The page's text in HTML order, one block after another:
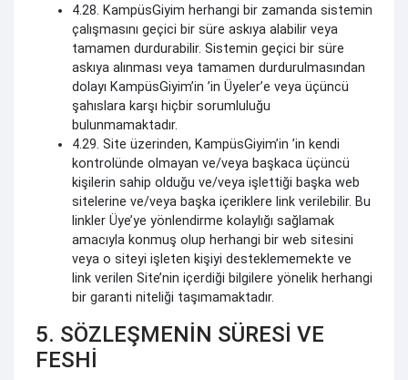
4.28. KampüsGiyim herhangi bir zamanda sistemin
çalışmasını geçici bir süre askıya alabilir veya
tamamen durdurabilir. Sistemin geçici bir süre
askıya alınması veya tamamen durdurulmasından
dolayı KampüsGiyim’in ’in Üyeler’e veya üçüncü
şahıslara karşı hiçbir sorumluluğu
bulunmamaktadır.
4.29. Site üzerinden, KampüsGiyim’in ’in kendi
kontrolünde olmayan ve/veya başkaca üçüncü
kişilerin sahip olduğu ve/veya işlettiği başka web
sitelerine ve/veya başka içeriklere link verilebilir. Bu
linkler Üye’ye yönlendirme kolaylığı sağlamak
amacıyla konmuş olup herhangi bir web sitesini
veya o siteyi işleten kişiyi desteklememekte ve
link verilen Site’nin içerdiği bilgilere yönelik herhangi
bir garanti niteliği taşımamaktadır.
5. SÖZLEŞMENİN SÜRESİ VE
FESHİ